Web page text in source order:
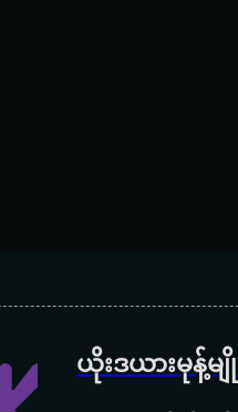
ယိုးဒယားမုန့်